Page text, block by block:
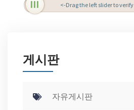
<-Drag the left slider to verify
게시판
자유게시판